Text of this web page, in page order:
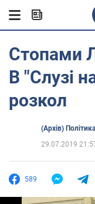
Стопами
В "Слузі
розкол
(Архів) Політика
29.07.2019
589